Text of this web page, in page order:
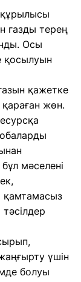
құрылысы
газды терең
Осы
қосылуын
қажетке
қараған жөн.
мәселені
қамтамасыз
үшін
болуы